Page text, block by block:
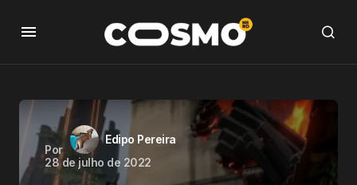
Por
Edipo Pereira
28 de julho de 2022